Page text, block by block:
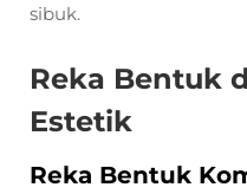
sibuk.
Reka Bentuk
Estetik
Reka Bentuk